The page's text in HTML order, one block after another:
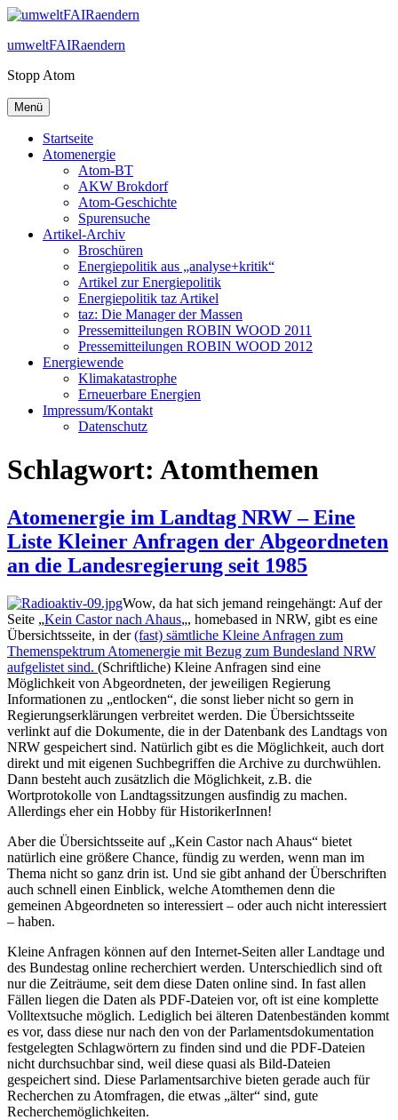
Zum
springen
umweltFAIRaendern
Stopp Atom
Menü
Startseite
Atomenergie
Atom-BT
AKW Brokdorf
Atom-Geschichte
Spurensuche
Artikel-Archiv
Broschüren
Energiepolitik aus „analyse+kritik“
Artikel zur Energiepolitik
Energiepolitik taz Artikel
taz: Die Manager der Massen
Pressemitteilungen ROBIN WOOD 2011
Pressemitteilungen ROBIN WOOD 2012
Energiewende
Klimakatastrophe
Erneuerbare Energien
Impressum/Kontakt
Datenschutz
Schlagwort: Atomthemen
Atomenergie im Landtag NRW – Eine
Liste Kleiner Anfragen der Abgeordneten
an die Landesregierung seit 1985
Wow, da hat sich jemand reingehängt: Auf der
Seite „Kein Castor nach Ahaus„, homebased in NRW, gibt es eine
Übersichtsseite, in der(fast) sämtliche Kleine Anfragen zum
Themenspektrum Atomenergie mit Bezug zum Bundesland NRW
aufgelistet sind. (Schriftliche) Kleine Anfragen sind eine
Möglichkeit von Abgeordneten, der jeweiligen Regierung
Informationen zu „entlocken“, die sonst lieber nicht so gern in
Regierungserklärungen verbreitet werden. Die Übersichtsseite
verlinkt auf die Dokumente, die in der Datenbank des Landtags von
NRW gespeichert sind. Natürlich gibt es die Möglichkeit, auch dort
direkt und mit eigenen Suchbegriffen die Archive zu durchwühlen.
Dann besteht auch zusätzlich die Möglichkeit, z.B. die
Wortprotokolle von Landtagssitzungen ausfindig zu machen.
Allerdings eher ein Hobby für HistorikerInnen!
Aber die Übersichtsseite auf „Kein Castor nach Ahaus“ bietet
natürlich eine größere Chance, fündig zu werden, wenn man im
Thema nicht so ganz drin ist. Und sie gibt anhand der Überschriften
auch schnell einen Einblick, welche Atomthemen denn die
gemeinen Abgeordneten so interessiert – oder auch nicht interessiert
– haben.
Kleine Anfragen können auf den Internet-Seiten aller Landtage und
des Bundestag online recherchiert werden. Unterschiedlich sind oft
nur die Zeiträume, seit dem diese Daten online sind. In fast allen
Fällen liegen die Daten als PDF-Dateien vor, oft ist eine komplette
Volltextsuche möglich. Lediglich bei älteren Datenbeständen kommt
es vor, dass diese nur nach den von der Parlamentsdokumentation
festgelegten Schlagwörtern zu finden sind und die PDF-Dateien
nicht durchsuchbar sind, weil diese quasi als Bild-Dateien
gespeichert sind. Diese Parlamentsarchive bieten gerade auch für
Recherchen zu Atomfragen, die etwas „älter“ sind, gute
Recherchemöglichkeiten.